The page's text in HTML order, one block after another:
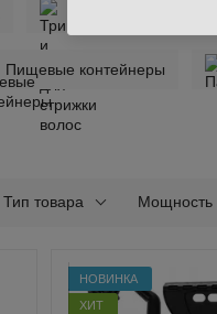
Пищевые контейнеры
Тип товара Мощность
НОВИНКА
ХИТ